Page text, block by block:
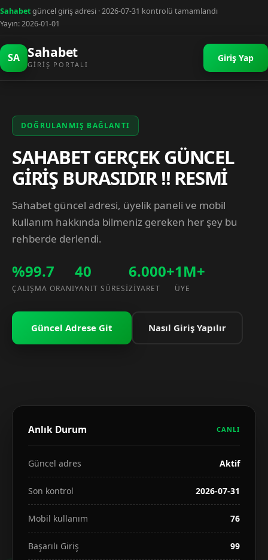
Sahabetgüncel giriş adresi · 2026-07-31 kontrolü tamamlandı
Yayın: 2026-01-01
SA Sahabet
GIRIŞ PORTALI
Giriş Yap
DOĞRULANMIŞ BAĞLANTI
SAHABET GERÇEK GÜNCEL
GİRİŞ BURASIDIR !! RESMİ
Sahabet güncel adresi, üyelik paneli ve mobil
kullanım hakkında bilmeniz gereken her şey bu
rehberde derlendi.
%99.7
ÇALIŞMA ORANI
40
YANIT SÜRESI
6.000+
ZIYARET
1M+
ÜYE
Güncel Adrese Git Nasıl Giriş Yapılır
Anlık Durum CANLI
Güncel adres Aktif
Son kontrol 2026-07-31
Mobil kullanım 76
Başarılı Giriş 99